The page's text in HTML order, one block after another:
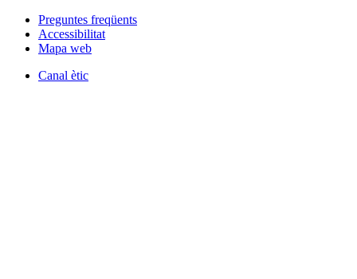
Preguntes freqüents
Accessibilitat
Mapa web
Canal ètic